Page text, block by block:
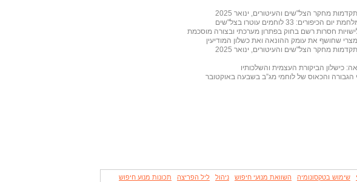
מחקר הצל"שים והעיטורים, ינואר 2025
33 לוחמים עוטרו בצל"שים
חסרות רשם בחוק בפתרון מערכתי ובצורה מוסכמת
מחקר הצל"שים והעיטורים, ינואר 2025
כישלון הביקורת העצמית והשלכותיו
הגבורה והכאוס של לוחמי מג”ב בשבעה באוקטובר
שימוש בטקסונומיה השוואת מנועי חיפוש ניהול ליל הפריצה תכונות מנוע חיפוש